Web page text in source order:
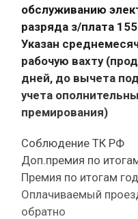
обслуживанию
разряда з/плата
Указан
рабочую вахту
дней, до вычета
учета
премирования)
Соблюдение ТК РФ
Доп.премия по
Премия по итогам
Оплачиваемый
обратно